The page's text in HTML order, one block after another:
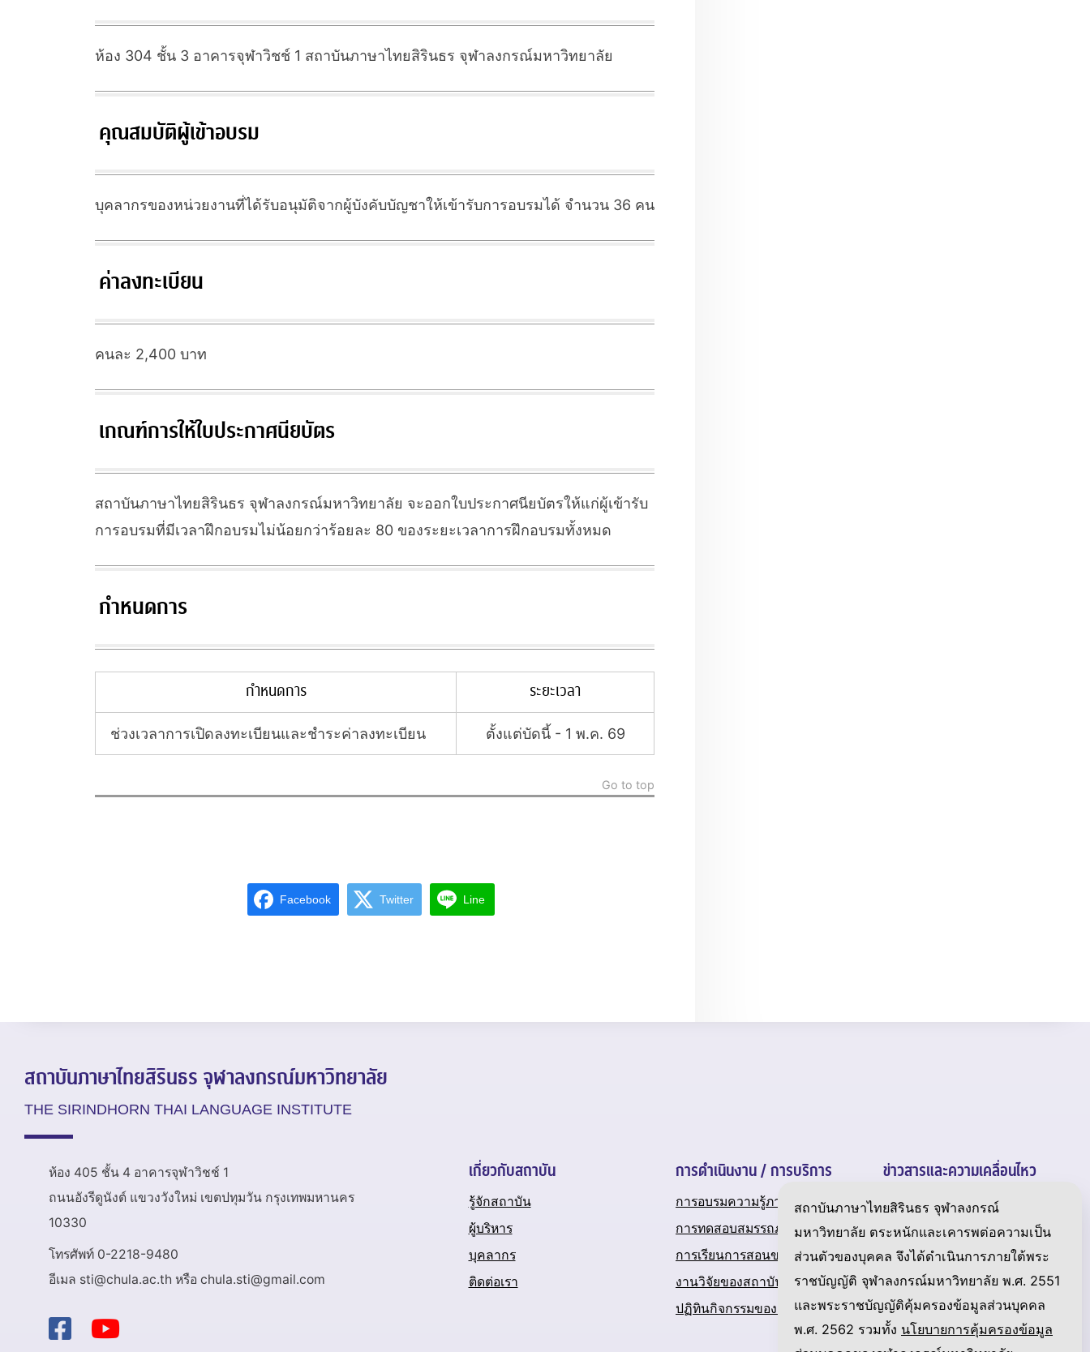
ห้อง 304 ชั้น 3 อาคารจุฬาวิชช์ 1 สถาบันภาษาไทยสิรินธร จุฬาลงกรณ์มหาวิทยาลัย
คุณสมบัติผู้เข้าอบรม
บุคลากรของหน่วยงานที่ได้รับอนุมัติจากผู้บังคับบัญชาให้เข้ารับการอบรมได้ จำนวน 36 คน
ค่าลงทะเบียน
คนละ 2,400 บาท
เกณฑ์การให้ใบประกาศนียบัตร
สถาบันภาษาไทยสิรินธร จุฬาลงกรณ์มหาวิทยาลัย จะออกใบประกาศนียบัตรให้แก่ผู้เข้ารับ
การอบรมที่มีเวลาฝึกอบรมไม่น้อยกว่าร้อยละ 80 ของระยะเวลาการฝึกอบรมทั้งหมด
กำหนดการ
กำหนดการ ระยะเวลา
ช่วงเวลาการเปิดลงทะเบียนและชำระค่าลงทะเบียน ตั้งแต่บัดนี้ - 1 พ.ค. 69
Go to top
Facebook Twitter Line
สถาบันภาษาไทยสิรินธร จุฬาลงกรณ์มหาวิทยาลัย
THE SIRINDHORN THAI LANGUAGE INSTITUTE
ห้อง 405 ชั้น 4 อาคารจุฬาวิชช์ 1
ถนนอังรีดูนังต์ แขวงวังใหม่ เขตปทุมวัน กรุงเทพมหานคร
10330
โทรศัพท์ 0-2218-9480
อีเมล sti@chula.ac.th หรือ chula.sti@gmail.com
เกี่ยวกับสถาบัน
รู้จักสถาบัน
ผู้บริหาร
บุคลากร
ติดต่อเรา
การดำเนินงาน / การบริการ
การอบรมความรู้ภาษาไทย
การทดสอบสมรรถภาพภาษาไทย
การเรียนการสอนของสถาบัน
งานวิจัยของสถาบัน
ปฏิทินกิจกรรมของสถาบัน
ข่าวสารและความเคลื่อนไหว
ข่าวสาร
เกร็ดความรู้เกี่ยวกับภาษาไทย
แกลเลอรี
ดาวน์โหลด
Link ที่น่าสนใจ
สถาบันภาษาไทยสิรินธร จุฬาลงกรณ์
มหาวิทยาลัย ตระหนักและเคารพต่อความเป็น
ส่วนตัวของบุคคล จึงได้ดำเนินการภายใต้พระ
ราชบัญญัติ จุฬาลงกรณ์มหาวิทยาลัย พ.ศ. 2551
และพระราชบัญญัติคุ้มครองข้อมูลส่วนบุคคล
พ.ศ. 2562 รวมทั้ง นโยบายการคุ้มครองข้อมูล